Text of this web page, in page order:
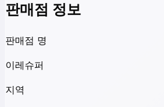
판매점 정보
판매점 명
이레슈퍼
지역